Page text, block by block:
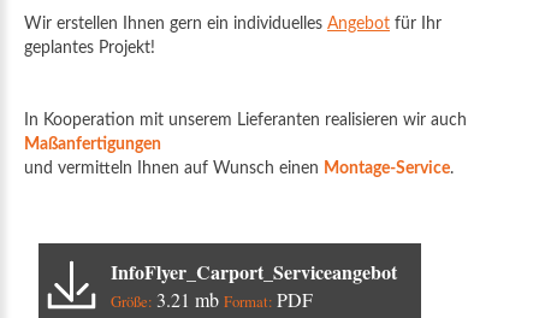
Wir erstellen Ihnen gern ein individuelles Angebot für Ihr
geplantes Projekt!
In Kooperation mit unserem Lieferanten realisieren wir auch
Maßanfertigungen
und vermitteln Ihnen auf Wunsch einen Montage-Service.
InfoFlyer_Carport_Serviceangebot
Größe: 3.21 mb Format: PDF